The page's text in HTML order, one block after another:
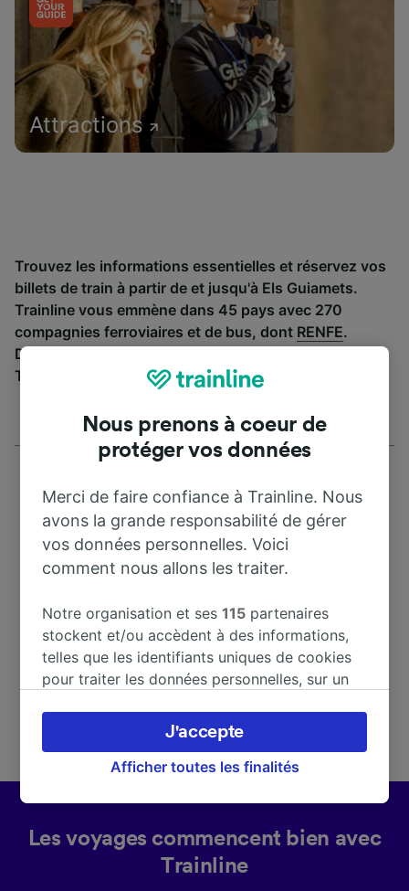
Attractions
Trouvez les informations essentielles et réservez vos
billets de train à partir de et jusqu'à Els Guiamets.
Trainline vous emmène dans 45 pays avec 270
compagnies ferroviaires et de bus, dont RENFE.
Découvrez jusqu’où vous pouvez voyager avec
Trainline aujourd’hui.
Adresse
Spain
Les voyages commencent bien avec
Trainline
Nous prenons à coeur de
protéger vos données
Merci de faire confiance à Trainline. Nous
avons la grande responsabilité de gérer
vos données personnelles. Voici
comment nous allons les traiter.
Notre organisation et ses115 partenaires
stockent et/ou accèdent à des informations,
telles que les identifiants uniques de cookies
pour traiter les données personnelles, sur un
préférences, notamment en exerçant votre
droit d’opposition à l’intérêt légitime, en
cliquant ci-dessous ou à tout moment sur la
et n’affecteront pas les données de navigation.
Vos données ne seront pas utilisées à des fins
de traçage si vous nous avez demandé de ne
Afficher toutes les finalités
J'accepte